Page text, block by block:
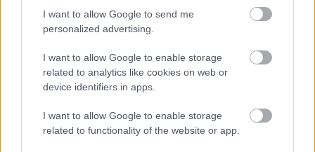
I want to allow Google to send me
personalized advertising.
I want to allow Google to enable storage
related to analytics like cookies on web or
device identifiers in apps.
I want to allow Google to enable storage
related to functionality of the website or app.
A BAROKK ÖSSZES ÁRNYALATA ÉS MÉG EGY SOR
KIVÁLÓ PROGRAM VÁR MINDENKIT EZEN A HÉTVÉGÉN
GYŐRBEN